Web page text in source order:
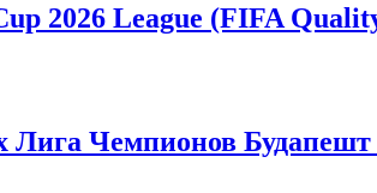
2026 League (FIFA
Чемпионов